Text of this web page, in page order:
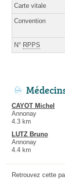
Carte vitale
Convention
N° RPPS
CAYOT Michel
Annonay
4.3 km
LUTZ Bruno
Annonay
4.4 km
Retrouvez cette